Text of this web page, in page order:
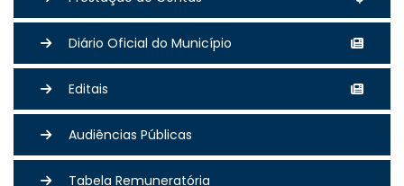
Diário Oficial do Município
Editais
Audiências Públicas
Tabela Remuneratória